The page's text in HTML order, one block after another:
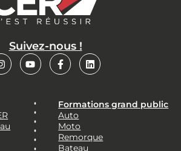
Suivez-nous !
Formations grand public
Auto
Moto
Remorque
Bateau